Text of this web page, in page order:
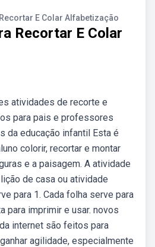
E Colar Alfabetização
Recortar E Colar
atividades de recorte e
para pais e professores
da educação infantil Esta é
colorir, recortar e montar
e a paisagem. A atividade
de casa ou atividade
para 1. Cada folha serve para
para imprimir e usar. ️novos
internet são feitos para
agilidade, especialmente